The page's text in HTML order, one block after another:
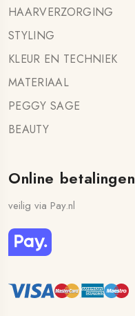
HAARVERZORGING
STYLING
KLEUR EN TECHNIEK
MATERIAAL
PEGGY SAGE
BEAUTY
Online betalingen
veilig via Pay.nl